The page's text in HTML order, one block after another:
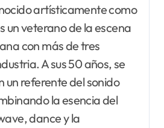
artísticamente como
un veterano de la escena
con más de tres
A sus 50 años, se
un referente del sonido
la esencia del
dance y la